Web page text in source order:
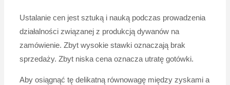
Ustalanie cen jest sztuką i nauką podczas prowadzenia
działalności związanej z produkcją dywanów na
zamówienie. Zbyt wysokie stawki oznaczają brak
sprzedaży. Zbyt niska cena oznacza utratę gotówki.
Aby osiągnąć tę delikatną równowagę między zyskami a